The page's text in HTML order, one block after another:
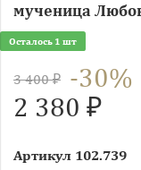
мученица
Осталось 1 шт
3 400 ₽ -30%
2 380 ₽
Артикул 102.739